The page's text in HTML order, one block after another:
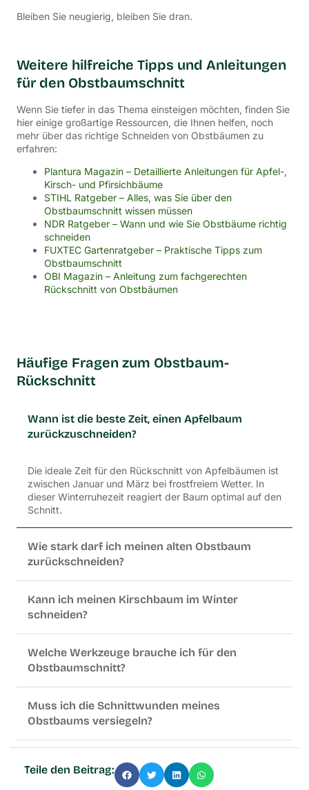
Bleiben Sie neugierig, bleiben Sie dran.
Weitere hilfreiche Tipps und Anleitungen
für den Obstbaumschnitt
Wenn Sie tiefer in das Thema einsteigen möchten, finden Sie
hier einige großartige Ressourcen, die Ihnen helfen, noch
mehr über das richtige Schneiden von Obstbäumen zu
erfahren:
Plantura Magazin – Detaillierte Anleitungen für Apfel-,
Kirsch- und Pfirsichbäume
STIHL Ratgeber – Alles, was Sie über den
Obstbaumschnitt wissen müssen
NDR Ratgeber – Wann und wie Sie Obstbäume richtig
schneiden
FUXTEC Gartenratgeber – Praktische Tipps zum
Obstbaumschnitt
OBI Magazin – Anleitung zum fachgerechten
Rückschnitt von Obstbäumen
Häufige Fragen zum Obstbaum-
Rückschnitt
Wann ist die beste Zeit, einen Apfelbaum
zurückzuschneiden?
Die ideale Zeit für den Rückschnitt von Apfelbäumen ist
zwischen Januar und März bei frostfreiem Wetter. In
dieser Winterruhezeit reagiert der Baum optimal auf den
Schnitt.
Wie stark darf ich meinen alten Obstbaum
zurückschneiden?
Kann ich meinen Kirschbaum im Winter
schneiden?
Welche Werkzeuge brauche ich für den
Obstbaumschnitt?
Muss ich die Schnittwunden meines
Obstbaums versiegeln?
Teile den Beitrag: